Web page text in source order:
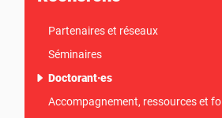
Partenaires et réseaux
Séminaires
Doctorant·es
Accompagnement, ressources et